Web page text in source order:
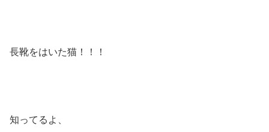
長靴をはいた猫！！！
知ってるよ、